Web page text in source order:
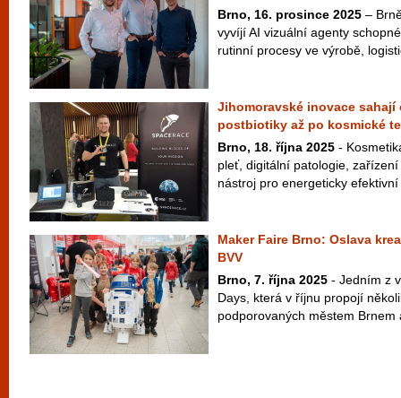
Brno, 16. prosince 2025 –
vyvíjí AI vizuální agenty
rutinní procesy ve výrobě,
Jihomoravské inovace sahají
postbiotiky až po kosmické
Brno, 18. října 2025 -
pleť, digitální patologie,
nástroj pro energeticky efektivní
Maker Faire Brno: Oslava
BVV
Brno, 7. října 2025 - Jedním z
Days, která v říjnu propojí
podporovaných městem Brnem